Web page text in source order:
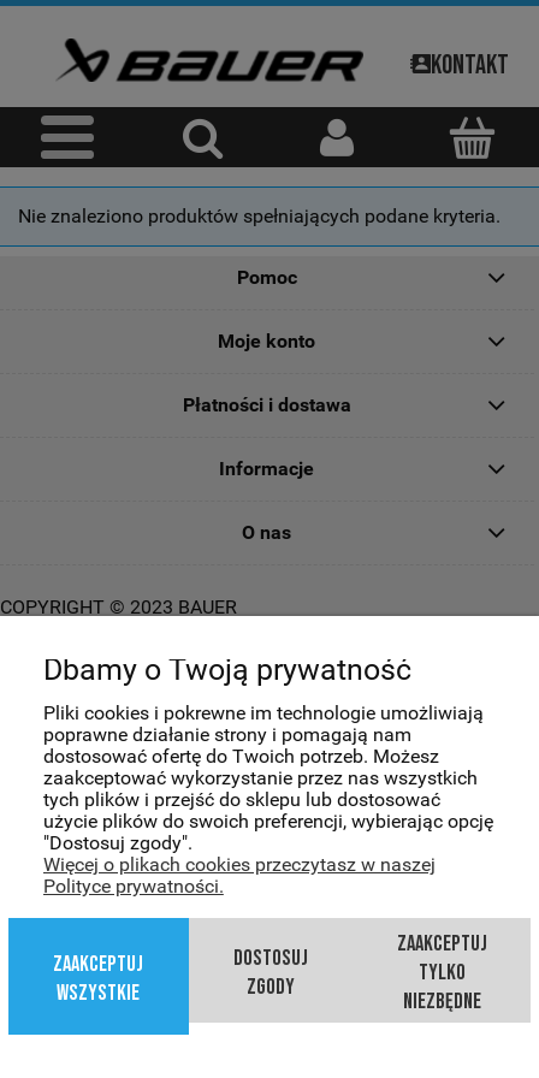
Kontakt
Nie znaleziono produktów spełniających podane kryteria.
Pomoc
Moje konto
Płatności i dostawa
Informacje
O nas
COPYRIGHT © 2023 BAUER
pokaż pełną wersję strony
Dbamy o Twoją prywatność
Pliki cookies i pokrewne im technologie umożliwiają
poprawne działanie strony i pomagają nam
dostosować ofertę do Twoich potrzeb. Możesz
zaakceptować wykorzystanie przez nas wszystkich
tych plików i przejść do sklepu lub dostosować
użycie plików do swoich preferencji, wybierając opcję
"Dostosuj zgody".
Więcej o plikach cookies przeczytasz w naszej
Polityce prywatności.
zaakceptuj
tylko
niezbędne
dostosuj
zgody
zaakceptuj
wszystkie